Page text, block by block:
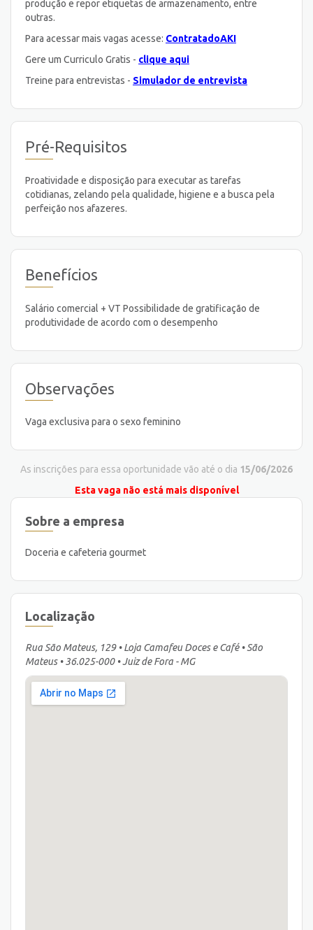
produção e repor etiquetas de armazenamento, entre
outras.
Para acessar mais vagas acesse: ContratadoAKI
Gere um Curriculo Gratis - clique aqui
Treine para entrevistas - Simulador de entrevista
Pré-Requisitos
Proatividade e disposição para executar as tarefas
cotidianas, zelando pela qualidade, higiene e a busca pela
perfeição nos afazeres.
Benefícios
Salário comercial + VT Possibilidade de gratificação de
produtividade de acordo com o desempenho
Observações
Vaga exclusiva para o sexo feminino
As inscrições para essa oportunidade vão até o dia 15/06/2026
Esta vaga não está mais disponível
Sobre a empresa
Doceria e cafeteria gourmet
Localização
Rua São Mateus, 129 • Loja Camafeu Doces e Café • São
Mateus • 36.025-000 • Juiz de Fora - MG